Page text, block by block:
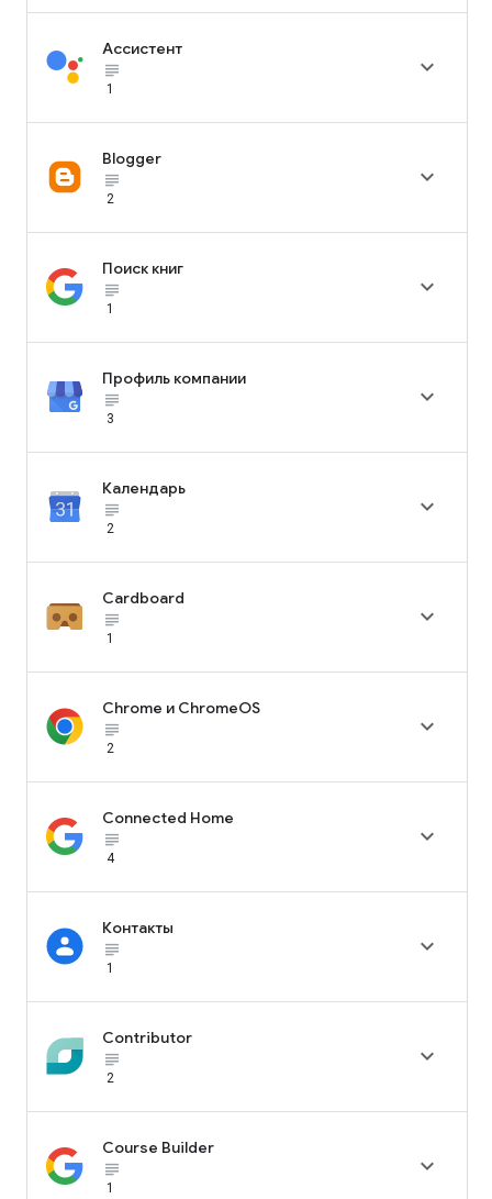
Ассистент
subject_black
1

Blogger
subject_black
2

Поиск книг
subject_black
1

Профиль компании
subject_black
3

Календарь
subject_black
2

Cardboard
subject_black
1

Chrome и ChromeOS
subject_black
2

Connected Home
subject_black
4

Контакты
subject_black
1

Contributor
subject_black
2

Course Builder
subject_black
1
